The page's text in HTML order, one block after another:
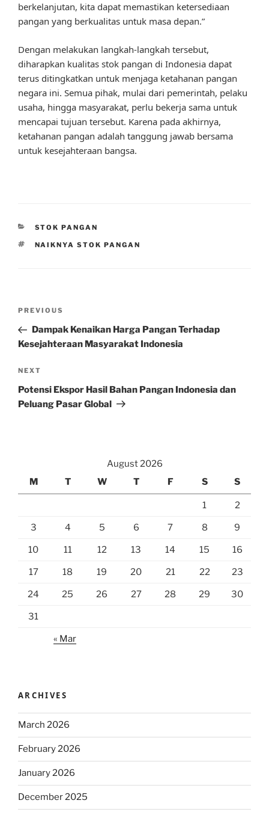
berkelanjutan, kita dapat memastikan ketersediaan
pangan yang berkualitas untuk masa depan.”
Dengan melakukan langkah-langkah tersebut,
diharapkan kualitas stok pangan di Indonesia dapat
terus ditingkatkan untuk menjaga ketahanan pangan
negara ini. Semua pihak, mulai dari pemerintah, pelaku
usaha, hingga masyarakat, perlu bekerja sama untuk
mencapai tujuan tersebut. Karena pada akhirnya,
ketahanan pangan adalah tanggung jawab bersama
untuk kesejahteraan bangsa.
CATEGORIES
STOK PANGAN
TAGS
NAIKNYA STOK PANGAN
Previous
Post
PREVIOUS
Dampak Kenaikan Harga Pangan Terhadap
Kesejahteraan Masyarakat Indonesia
Next
Post
NEXT
Potensi Ekspor Hasil Bahan Pangan Indonesia dan
Peluang Pasar Global
August 2026
M
T W T F S S
1 2
3 4 5 6 7 8 9
10 11 12 13 14 15 16
17 18 19 20 21 22 23
24 25 26 27 28 29 30
31
« Mar
ARCHIVES
March 2026
February 2026
January 2026
December 2025